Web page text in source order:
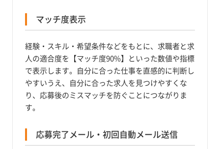
マッチ度表示
経験・スキル・希望条件などをもとに、求職者と求
人の適合度を【マッチ度90%】といった数値や指標
で表示します。自分に合った仕事を直感的に判断し
やすいうえ、自分に合った求人を見つけやすくな
り、応募後のミスマッチを防ぐことにつながりま
す。
応募完了メール・初回自動メール送信